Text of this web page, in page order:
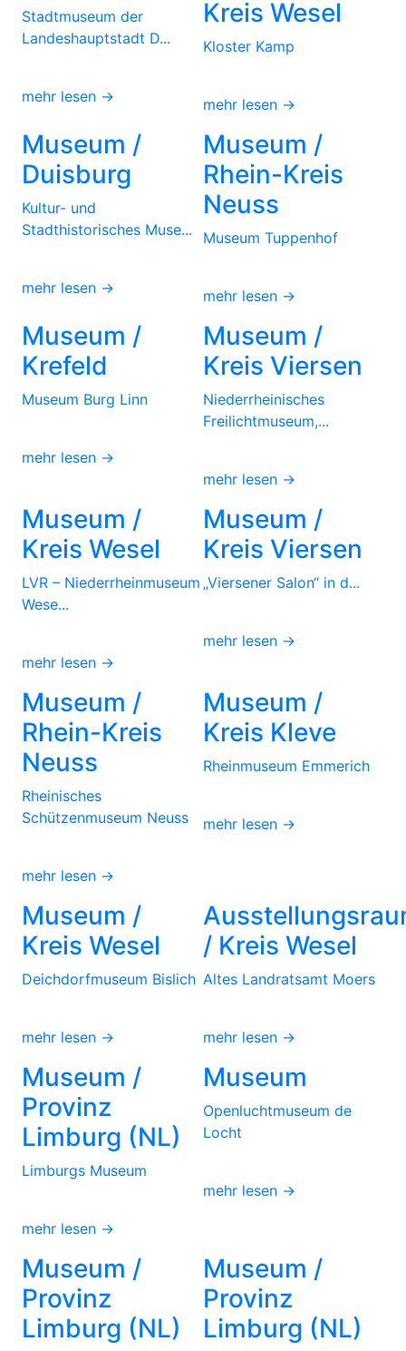
Stadtmuseum der
Landeshauptstadt D...
mehr lesen →
Kreis Wesel
Kloster Kamp
mehr lesen →
Museum /
Duisburg
Kultur- und
Stadthistorisches Muse...
mehr lesen →
Museum /
Rhein-Kreis
Neuss
Museum Tuppenhof
mehr lesen →
Museum /
Krefeld
Museum Burg Linn
mehr lesen →
Museum /
Kreis Viersen
Niederrheinisches
Freilichtmuseum,...
mehr lesen →
Museum /
Kreis Wesel
LVR – Niederrheinmuseum
Wese...
mehr lesen →
Museum /
Kreis Viersen
„Viersener Salon“ in d...
mehr lesen →
Museum /
Rhein-Kreis
Neuss
Rheinisches
Schützenmuseum Neuss
mehr lesen →
Museum /
Kreis Kleve
Rheinmuseum Emmerich
mehr lesen →
Museum /
Kreis Wesel
Deichdorfmuseum Bislich
mehr lesen →
/ Kreis Wesel
Altes Landratsamt Moers
mehr lesen →
Museum /
Provinz
Limburg (NL)
Limburgs Museum
mehr lesen →
Museum
Openluchtmuseum de
Locht
mehr lesen →
Museum /
Provinz
Limburg (NL)
Museum /
Provinz
Limburg (NL)